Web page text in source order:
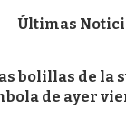
Últimas
bolillas de la
de ayer